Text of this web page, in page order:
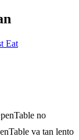
Eat
no
va tan lento